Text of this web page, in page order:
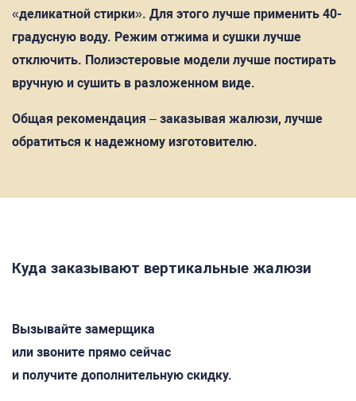
«деликатной стирки». Для этого лучше применить 40-
градусную воду. Режим отжима и сушки лучше
отключить. Полиэстеровые модели лучше постирать
вручную и сушить в разложенном виде.
Общая рекомендация – заказывая жалюзи, лучше
обратиться к надежному изготовителю.
Куда заказывают вертикальные жалюзи
Вызывайте замерщика
или звоните прямо сейчас
и получите дополнительную скидку.